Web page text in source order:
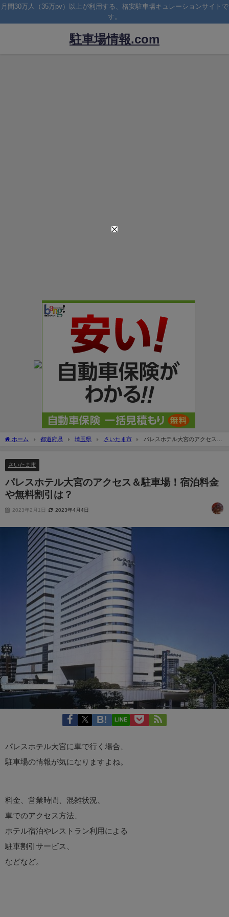
月間30万人（35万pv）以上が利用する、格安駐車場キュレーションサイトで
す。
駐車場情報.com
ホーム 都道府県 埼玉県 さいたま市
パレスホテル大宮のアクセス＆
さいたま市
パレスホテル大宮のアクセス＆駐車場！宿泊料金
や無料割引は？
2023年2月1日 2023年4月4日
LINE
パレスホテル大宮に車で行く場合、
駐車場の情報が気になりますよね。
料金、営業時間、混雑状況、
車でのアクセス方法、
ホテル宿泊やレストラン利用による
駐車割引サービス、
などなど。